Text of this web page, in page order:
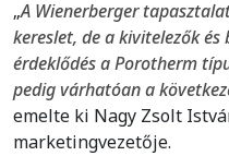
„A Wienerberger
kereslet, de a kivitelezők
érdeklődés a Porotherm
pedig várhatóan a
emelte ki Nagy Zsolt
marketingvezetője.